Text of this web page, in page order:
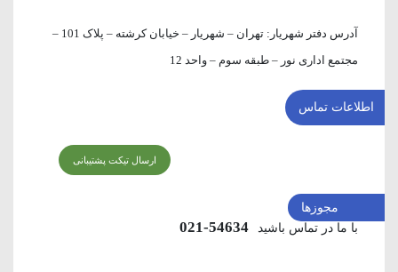
آدرس دفتر شهریار:
تهران – شهریار – خیابان کرشته – پلاک 101 –
مجتمع اداری نور – طبقه سوم – واحد 12
اطلاعات تماس
ارسال تیکت پشتیبانی
با ما در تماس باشید 54634-021
مجوزها